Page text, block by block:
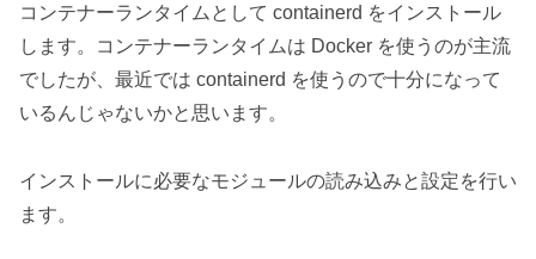
コンテナーランタイムとして containerd をインストール
します。コンテナーランタイムは Docker を使うのが主流
でしたが、最近では containerd を使うので十分になって
いるんじゃないかと思います。
インストールに必要なモジュールの読み込みと設定を行い
ます。